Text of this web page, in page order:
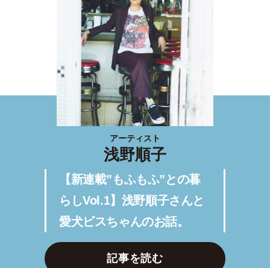
アーティスト
浅野順子
【新連載”もふもふ”との暮
らしVol.1】浅野順子さんと
愛犬ビスちゃんのお話。
記事を読む